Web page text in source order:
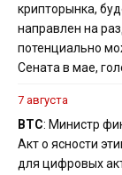
крипторынка,
направлен на
потенциально
Сената в мае,
7 августа
BTC: Министр
Акт о ясности
для цифровых